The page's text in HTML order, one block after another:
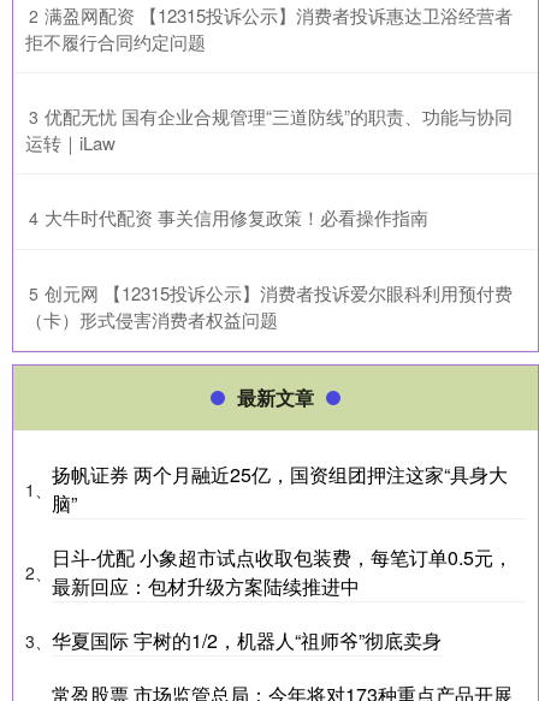
2 ​满盈网配资 【12315投诉公示】消费者投诉惠达卫浴经营者
拒不履行合同约定问题
3 ​优配无忧 国有企业合规管理“三道防线”的职责、功能与协同
运转｜iLaw
4 ​大牛时代配资 事关信用修复政策！必看操作指南
5 ​创元网 【12315投诉公示】消费者投诉爱尔眼科利用预付费
（卡）形式侵害消费者权益问题
最新文章
1、
扬帆证券 两个月融近25亿，国资组团押注这家“具身大
脑”
2、
日斗-优配 小象超市试点收取包装费，每笔订单0.5元，
最新回应：包材升级方案陆续推进中
3、 华夏国际 宇树的1/2，机器人“祖师爷”彻底卖身
常盈股票 市场监管总局：今年将对173种重点产品开展